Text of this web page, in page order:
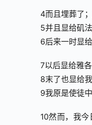
4而且埋葬了
5并且显给矶
6后来一时显
7以后显给雅
8末了也显给
9我原是使徒
10然而，我